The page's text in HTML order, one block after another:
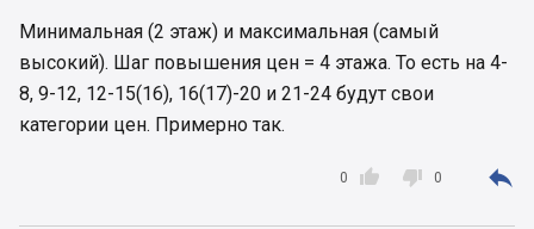
Минимальная (2 этаж) и максимальная (самый
высокий). Шаг повышения цен = 4 этажа. То есть на 4-
8, 9-12, 12-15(16), 16(17)-20 и 21-24 будут свои
категории цен. Примерно так.

0  0 